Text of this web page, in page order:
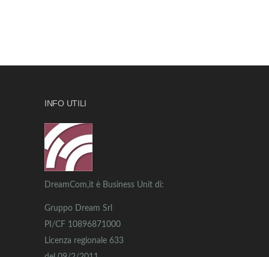
INFO UTILI
DreamCom,it è Business Unit di:
Gruppo Dream Srl
PI/CF 10896871000
Licenza regionale 633